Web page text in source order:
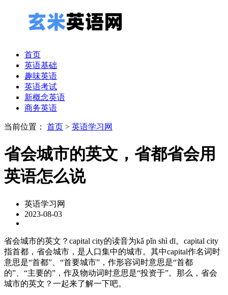
首页
英语基础
趣味英语
英语考试
新概念英语
商务英语
当前位置： 首页 > 英语学习网
省会城市的英文，省都省会用
英语怎么说
英语学习网
2023-08-03
省会城市的英文？capital city的读音为kǎ pǐn shì dī。capital city
指首都，省会城市，是人口集中的城市。其中capital作名词时
意思是“首都”、“首要城市”，作形容词时意思是“首都
的”、“主要的”，作及物动词时意思是“投资于”。那么，省会
城市的英文？一起来了解一下吧。